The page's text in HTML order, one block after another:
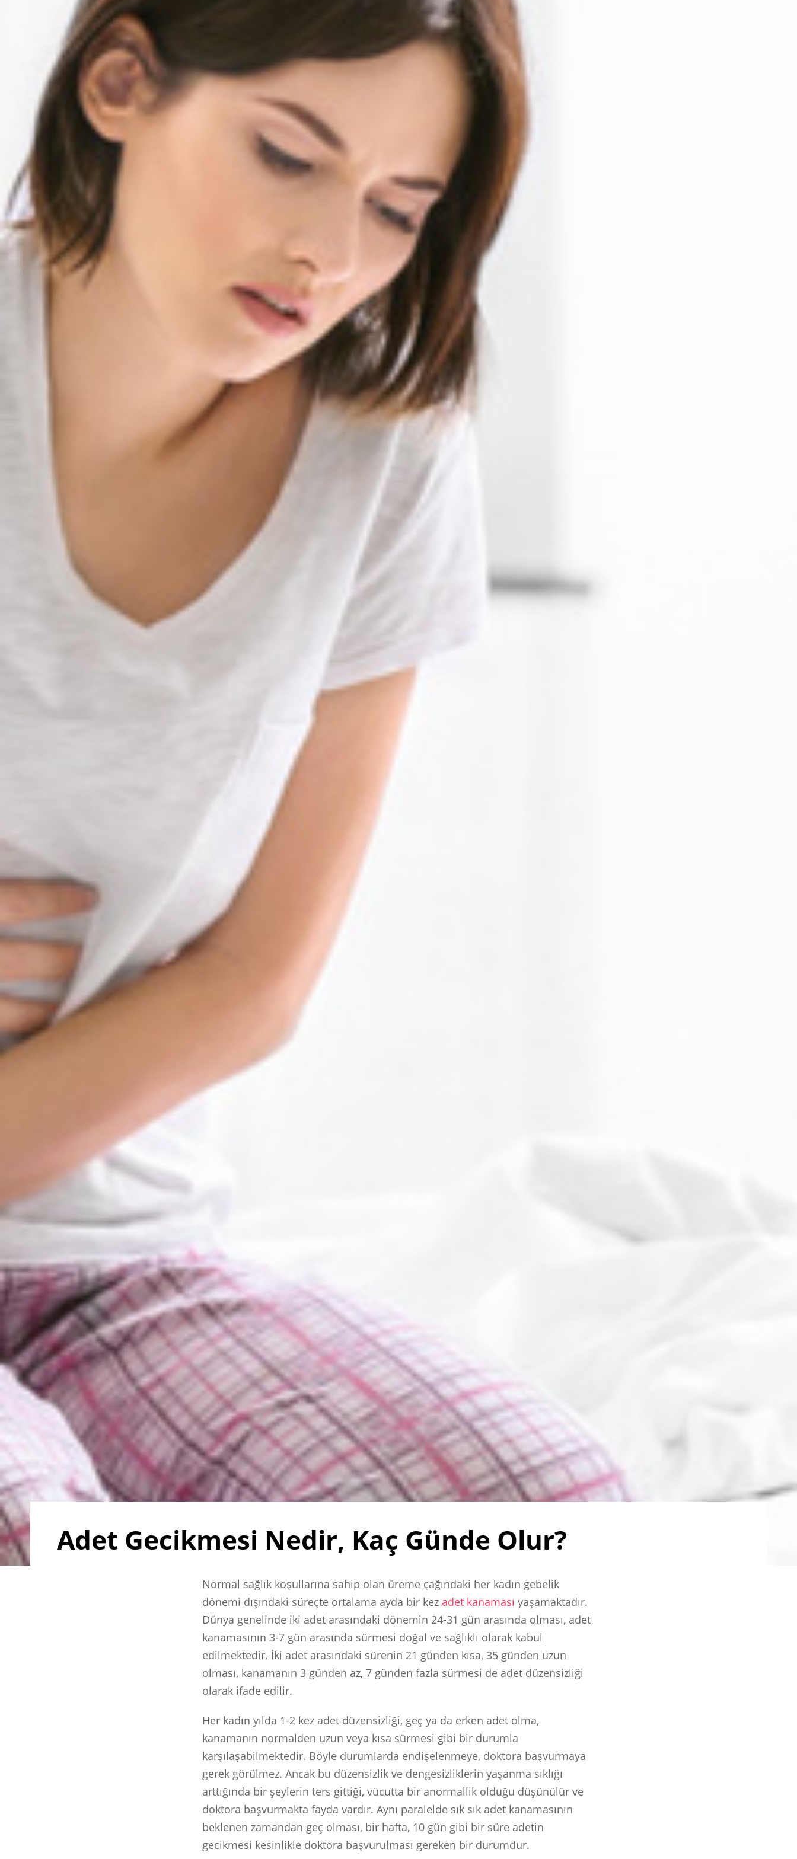
Adet Gecikmesi Nedir, Kaç Günde Olur?
Normal sağlık koşullarına sahip olan üreme çağındaki her kadın gebelik
dönemi dışındaki süreçte ortalama ayda bir kez adet kanaması yaşamaktadır.
Dünya genelinde iki adet arasındaki dönemin 24-31 gün arasında olması, adet
kanamasının 3-7 gün arasında sürmesi doğal ve sağlıklı olarak kabul
edilmektedir. İki adet arasındaki sürenin 21 günden kısa, 35 günden uzun
olması, kanamanın 3 günden az, 7 günden fazla sürmesi de adet düzensizliği
olarak ifade edilir.
Her kadın yılda 1-2 kez adet düzensizliği, geç ya da erken adet olma,
kanamanın normalden uzun veya kısa sürmesi gibi bir durumla
karşılaşabilmektedir. Böyle durumlarda endişelenmeye, doktora başvurmaya
gerek görülmez. Ancak bu düzensizlik ve dengesizliklerin yaşanma sıklığı
arttığında bir şeylerin ters gittiği, vücutta bir anormallik olduğu düşünülür ve
doktora başvurmakta fayda vardır. Aynı paralelde sık sık adet kanamasının
beklenen zamandan geç olması, bir hafta, 10 gün gibi bir süre adetin
gecikmesi kesinlikle doktora başvurulması gereken bir durumdur.